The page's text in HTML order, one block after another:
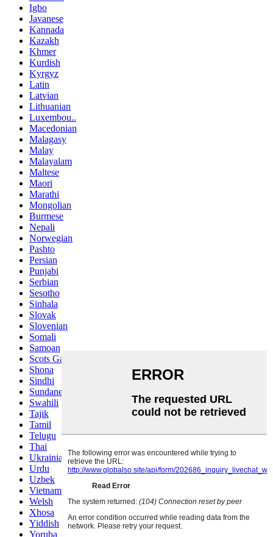
Igbo
Javanese
Kannada
Kazakh
Khmer
Kurdish
Kyrgyz
Latin
Latvian
Lithuanian
Luxembou..
Macedonian
Malagasy
Malay
Malayalam
Maltese
Maori
Marathi
Mongolian
Burmese
Nepali
Norwegian
Pashto
Persian
Punjabi
Serbian
Sesotho
Sinhala
Slovak
Slovenian
Somali
Samoan
Scots Gaelic
Shona
Sindhi
Sundanese
Swahili
Tajik
Tamil
Telugu
Thai
Ukrainian
Urdu
Uzbek
Vietnamese
Welsh
Xhosa
Yiddish
Yoruba